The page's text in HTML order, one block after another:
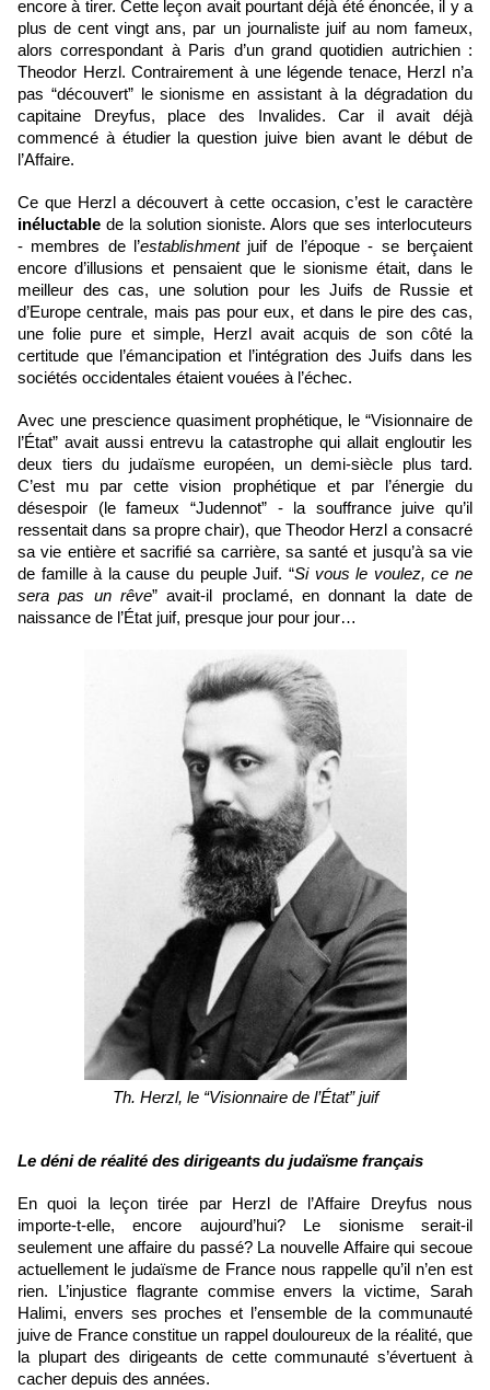
encore à tirer. Cette leçon avait pourtant déjà été énoncée, il y a
plus de cent vingt ans, par un journaliste juif au nom fameux,
alors correspondant à Paris d’un grand quotidien autrichien :
Theodor Herzl. Contrairement à une légende tenace, Herzl n’a
pas “découvert” le sionisme en assistant à la dégradation du
capitaine Dreyfus, place des Invalides. Car il avait déjà
commencé à étudier la question juive bien avant le début de
l’Affaire.
inéluctable de la solution sioniste. Alors que ses interlocuteurs
- membres de l’establishment juif de l’époque - se berçaient
encore d’illusions et pensaient que le sionisme était, dans le
meilleur des cas, une solution pour les Juifs de Russie et
d’Europe centrale, mais pas pour eux, et dans le pire des cas,
une folie pure et simple, Herzl avait acquis de son côté la
certitude que l’émancipation et l’intégration des Juifs dans les
sociétés occidentales étaient vouées à l’échec.
Avec une prescience quasiment prophétique, le “Visionnaire de
l’État” avait aussi entrevu la catastrophe qui allait engloutir les
deux tiers du judaïsme européen, un demi-siècle plus tard.
C’est mu par cette vision prophétique et par l’énergie du
désespoir (le fameux “Judennot” - la souffrance juive qu’il
ressentait dans sa propre chair), que Theodor Herzl a consacré
sa vie entière et sacrifié sa carrière, sa santé et jusqu’à sa vie
de famille à la cause du peuple Juif. “Si vous le voulez, ce ne
sera pas un rêve” avait-il proclamé, en donnant la date de
naissance de l’État juif, presque jour pour jour…
Th. Herzl, le “Visionnaire de l’État” juif
Le déni de réalité des dirigeants du judaïsme français
En quoi la leçon tirée par Herzl de l’Affaire Dreyfus nous
importe-t-elle, encore aujourd’hui? Le sionisme serait-il
seulement une affaire du passé? La nouvelle Affaire qui secoue
actuellement le judaïsme de France nous rappelle qu’il n’en est
rien. L’injustice flagrante commise envers la victime, Sarah
Halimi, envers ses proches et l’ensemble de la communauté
juive de France constitue un rappel douloureux de la réalité, que
la plupart des dirigeants de cette communauté s’évertuent à
cacher depuis des années.